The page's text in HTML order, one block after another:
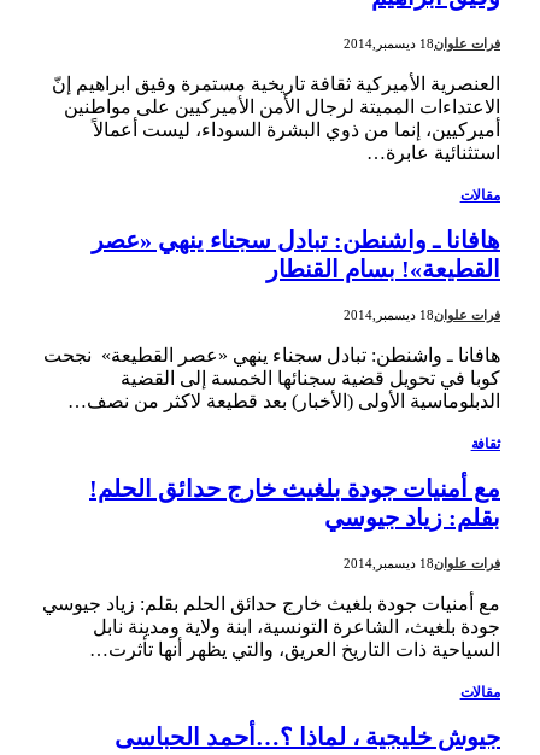
فرات علوان18 ديسمبر,2014
العنصرية الأميركية ثقافة تاريخية مستمرة وفيق ابراهيم إنّ
الاعتداءات المميتة لرجال الأمن الأميركيين على مواطنين
أميركيين، إنما من ذوي البشرة السوداء، ليست أعمالاً
استثنائية عابرة…
مقالات
هافانا ـ واشنطن: تبادل سجناء ينهي «عصر
القطيعة»! بسام القنطار
فرات علوان18 ديسمبر,2014
هافانا ـ واشنطن: تبادل سجناء ينهي «عصر القطيعة» نجحت
كوبا في تحويل قضية سجنائها الخمسة إلى القضية
الدبلوماسية الأولى (الأخبار) بعد قطيعة لاكثر من نصف…
ثقافة
مع أمنيات جودة بلغيث خارج حدائق الحلم!
بقلم: زياد جيوسي
فرات علوان 18 ديسمبر,2014
مع أمنيات جودة بلغيث خارج حدائق الحلم بقلم: زياد جيوسي
جودة بلغيث، الشاعرة التونسية، ابنة ولاية ومدينة نابل
السياحية ذات التاريخ العريق، والتي يظهر أنها تأثرت…
مقالات
جيوش خليجية ، لماذا ؟…أحمد الحباسى